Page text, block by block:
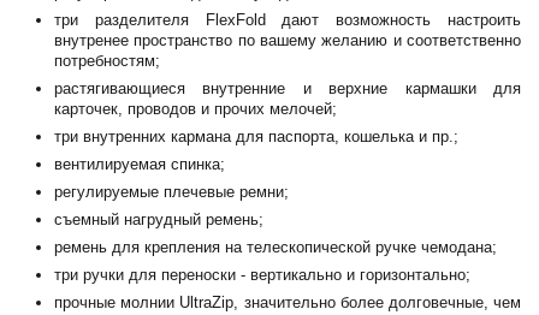
три разделителя FlexFold дают возможность настроить
внутренее пространство по вашему желанию и соответственно
потребностям;
растягивающиеся внутренние и верхние кармашки для
карточек, проводов и прочих мелочей;
три внутренних кармана для паспорта, кошелька и пр.;
вентилируемая спинка;
регулируемые плечевые ремни;
съемный нагрудный ремень;
ремень для крепления на телескопической ручке чемодана;
три ручки для переноски - вертикально и горизонтально;
прочные молнии UltraZip, значительно более долговечные, чем